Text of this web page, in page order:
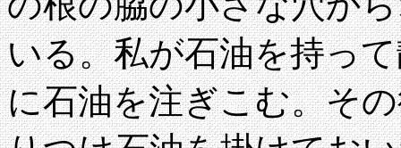
いる。私が石油を持っ
に石油を注ぎこむ。そ